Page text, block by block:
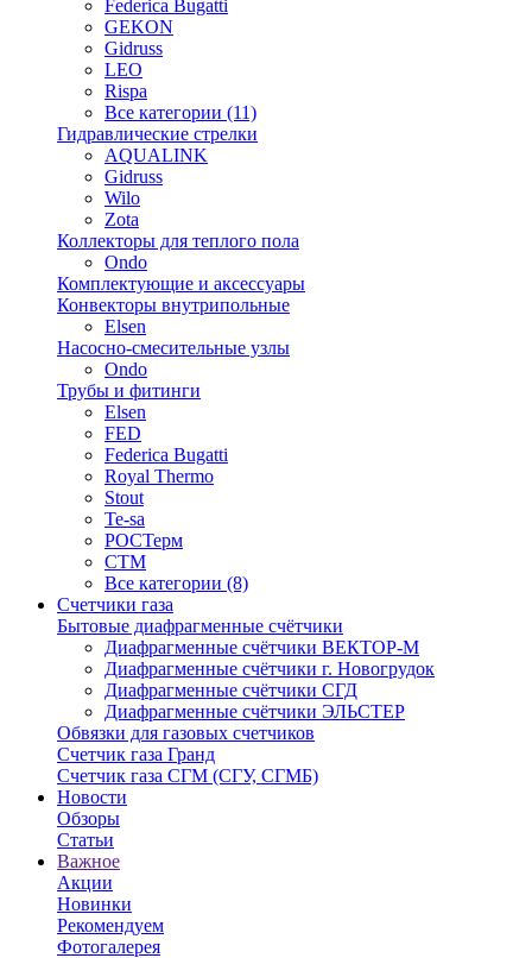
Federica Bugatti
GEKON
Gidruss
LEO
Rispa
Все категории (11)
Гидравлические стрелки
AQUALINK
Gidruss
Wilo
Zota
Коллекторы для теплого пола
Ondo
Комплектующие и аксессуары
Конвекторы внутрипольные
Elsen
Насосно-смесительные узлы
Ondo
Трубы и фитинги
Elsen
FED
Federica Bugatti
Royal Thermo
Stout
Te-sa
РОСТерм
СТМ
Все категории (8)
Счетчики газа
Бытовые диафрагменные счётчики
Диафрагменные счётчики ВЕКТОР-М
Диафрагменные счётчики г. Новогрудок
Диафрагменные счётчики СГД
Диафрагменные счётчики ЭЛЬСТЕР
Обвязки для газовых счетчиков
Счетчик газа Гранд
Счетчик газа СГМ (СГУ, СГМБ)
Новости
Обзоры
Статьи
Важное
Акции
Новинки
Рекомендуем
Фотогалерея